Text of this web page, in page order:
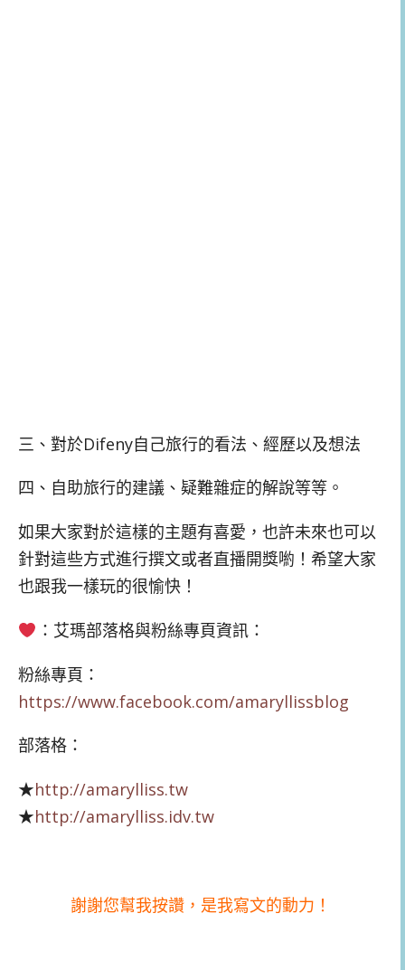
三、對於Difeny自己旅行的看法、經歷以及想法
四、自助旅行的建議、疑難雜症的解說等等。
如果大家對於這樣的主題有喜愛，也許未來也可以
針對這些方式進行撰文或者直播開獎喲！希望大家
也跟我一樣玩的很愉快！
：艾瑪部落格與粉絲專頁資訊：
粉絲專頁：
https://www.facebook.com/amaryllissblog
部落格：
★http://amarylliss.tw
★http://amarylliss.idv.tw
謝謝您幫我按讚，是我寫文的動力！